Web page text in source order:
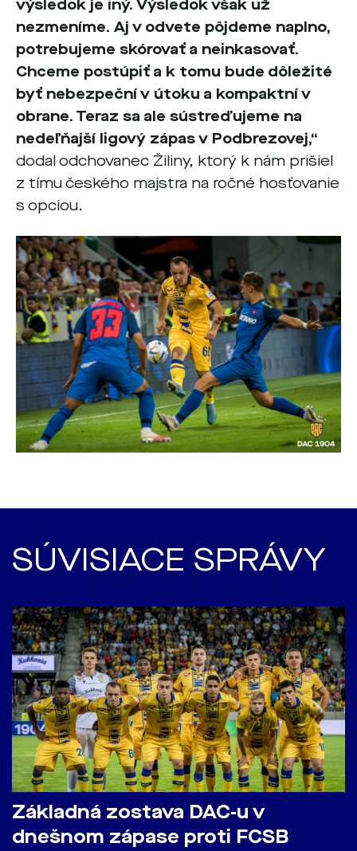
výsledok je iný. Výsledok však už
nezmeníme. Aj v odvete pôjdeme naplno,
potrebujeme skórovať a neinkasovať.
Chceme postúpiť a k tomu bude dôležité
byť nebezpeční v útoku a kompaktní v
obrane. Teraz sa ale sústreďujeme na
nedeľňajší ligový zápas v Podbrezovej,“
dodal odchovanec Žiliny, ktorý k nám prišiel
z tímu českého majstra na ročné hosťovanie
s opciou.
SÚVISIACE SPRÁVY
Základná zostava DAC-u v
dnešnom zápase proti FCSB